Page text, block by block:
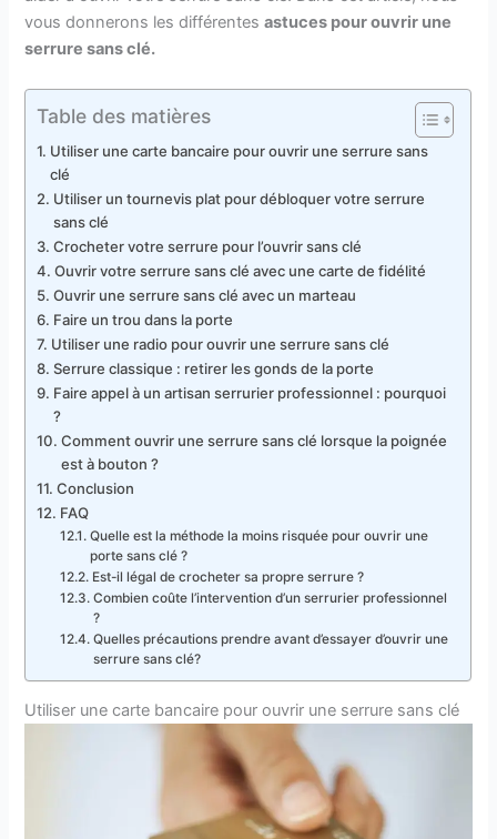
vous donnerons les différentesastuces pour ouvrir une
serrure sans clé.
Table des matières
Utiliser une carte bancaire pour ouvrir une serrure sans
clé
Utiliser un tournevis plat pour débloquer votre serrure
sans clé
Crocheter votre serrure pour l’ouvrir sans clé
Ouvrir votre serrure sans clé avec une carte de fidélité
Ouvrir une serrure sans clé avec un marteau
Faire un trou dans la porte
Utiliser une radio pour ouvrir une serrure sans clé
Serrure classique : retirer les gonds de la porte
Faire appel à un artisan serrurier professionnel : pourquoi
?
Comment ouvrir une serrure sans clé lorsque la poignée
est à bouton ?
Conclusion
FAQ
Quelle est la méthode la moins risquée pour ouvrir une
porte sans clé ?
Est-il légal de crocheter sa propre serrure ?
Combien coûte l’intervention d’un serrurier professionnel
?
Quelles précautions prendre avant d’essayer d’ouvrir une
serrure sans clé?
Utiliser une carte bancaire pour ouvrir une serrure sans clé